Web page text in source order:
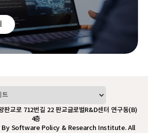
판교로 712번길 22 판교글로벌R&D센터 연구동(B)
4층
By Software Policy & Research Institute. All